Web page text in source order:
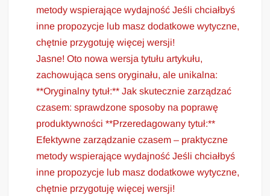
metody wspierające wydajność Jeśli chciałbyś
inne propozycje lub masz dodatkowe wytyczne,
chętnie przygotuję więcej wersji!
Jasne! Oto nowa wersja tytułu artykułu,
zachowująca sens oryginału, ale unikalna:
**Oryginalny tytuł:** Jak skutecznie zarządzać
czasem: sprawdzone sposoby na poprawę
produktywności **Przeredagowany tytuł:**
Efektywne zarządzanie czasem – praktyczne
metody wspierające wydajność Jeśli chciałbyś
inne propozycje lub masz dodatkowe wytyczne,
chętnie przygotuję więcej wersji!